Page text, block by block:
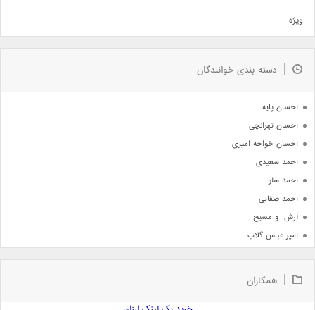
دمو
مذهبی
جدیدترین ها
ویژه
دسته بندی خوانندگان
احسان پایه
احسان تهرانچی
احسان خواجه امیری
احمد سعیدی
احمد سلو
احمد صفایی
آرش  و مسیح
امیر عباس گلاب
امیر علی
همکاران